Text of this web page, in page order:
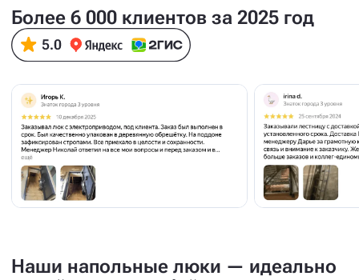
Более 6 000 клиентов за 2025 год
Наши напольные люки — идеально